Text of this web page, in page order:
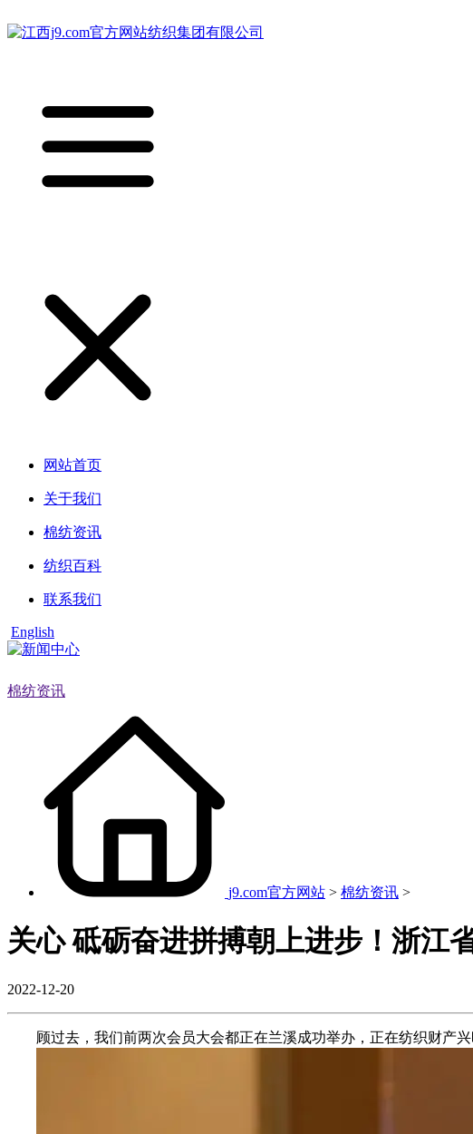
网站首页
关于我们
棉纺资讯
纺织百科
联系我们
English
棉纺资讯
j9.com官方网站 > 棉纺资讯 >
关心 砥砺奋进拼搏朝上进步！浙江
2022-12-20
顾过去，我们前两次会员大会都正在兰溪成功举办，正在纺织财产兴